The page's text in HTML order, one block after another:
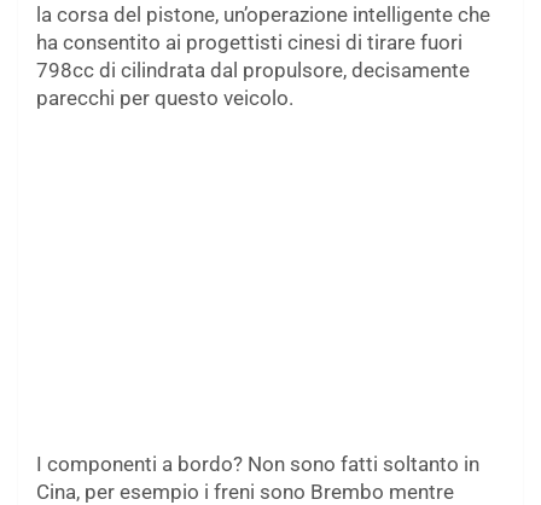
la corsa del pistone, un’operazione intelligente che
ha consentito ai progettisti cinesi di tirare fuori
798cc di cilindrata dal propulsore, decisamente
parecchi per questo veicolo.
I componenti a bordo? Non sono fatti soltanto in
Cina, per esempio i freni sono Brembo mentre